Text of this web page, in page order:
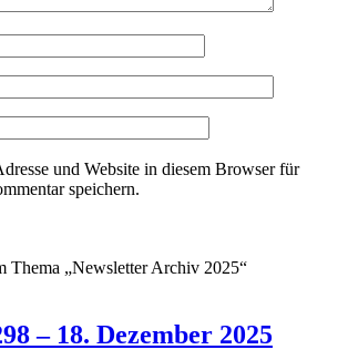
und Website in diesem Browser für
speichern.
Thema „Newsletter Archiv 2025“
– 18. Dezember 2025